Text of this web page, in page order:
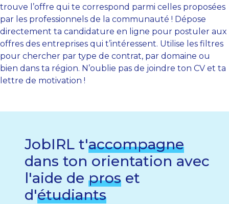
trouve l’offre qui te correspond parmi celles proposées
par les professionnels de la communauté ! Dépose
directement ta candidature en ligne pour postuler aux
offres des entreprises qui t’intéressent. Utilise les filtres
pour chercher par type de contrat, par domaine ou
bien dans ta région. N’oublie pas de joindre ton CV et ta
lettre de motivation !
JobIRL t'accompagne
dans ton orientation avec
l'aide de pros et
d'étudiants